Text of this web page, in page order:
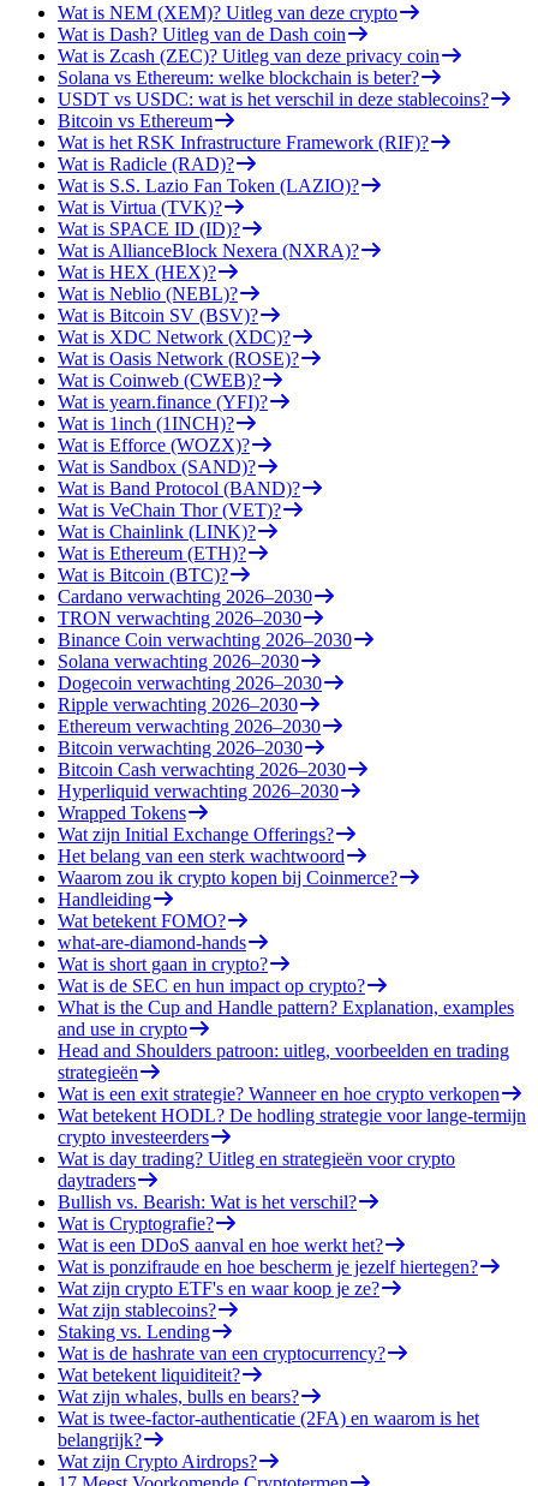
Wat is NEM (XEM)? Uitleg van deze crypto
Wat is Dash? Uitleg van de Dash coin
Wat is Zcash (ZEC)? Uitleg van deze privacy coin
Solana vs Ethereum: welke blockchain is beter?
USDT vs USDC: wat is het verschil in deze stablecoins?
Bitcoin vs Ethereum
Wat is het RSK Infrastructure Framework (RIF)?
Wat is Radicle (RAD)?
Wat is S.S. Lazio Fan Token (LAZIO)?
Wat is Virtua (TVK)?
Wat is SPACE ID (ID)?
Wat is AllianceBlock Nexera (NXRA)?
Wat is HEX (HEX)?
Wat is Neblio (NEBL)?
Wat is Bitcoin SV (BSV)?
Wat is XDC Network (XDC)?
Wat is Oasis Network (ROSE)?
Wat is Coinweb (CWEB)?
Wat is yearn.finance (YFI)?
Wat is 1inch (1INCH)?
Wat is Efforce (WOZX)?
Wat is Sandbox (SAND)?
Wat is Band Protocol (BAND)?
Wat is VeChain Thor (VET)?
Wat is Chainlink (LINK)?
Wat is Ethereum (ETH)?
Wat is Bitcoin (BTC)?
Cardano verwachting 2026–2030
TRON verwachting 2026–2030
Binance Coin verwachting 2026–2030
Solana verwachting 2026–2030
Dogecoin verwachting 2026–2030
Ripple verwachting 2026–2030
Ethereum verwachting 2026–2030
Bitcoin verwachting 2026–2030
Bitcoin Cash verwachting 2026–2030
Hyperliquid verwachting 2026–2030
Wrapped Tokens
Wat zijn Initial Exchange Offerings?
Het belang van een sterk wachtwoord
Waarom zou ik crypto kopen bij Coinmerce?
Handleiding
Wat betekent FOMO?
what-are-diamond-hands
Wat is short gaan in crypto?
Wat is de SEC en hun impact op crypto?
What is the Cup and Handle pattern? Explanation, examples
and use in crypto
Head and Shoulders patroon: uitleg, voorbeelden en trading
strategieën
Wat is een exit strategie? Wanneer en hoe crypto verkopen
Wat betekent HODL? De hodling strategie voor lange-termijn
crypto investeerders
Wat is day trading? Uitleg en strategieën voor crypto
daytraders
Bullish vs. Bearish: Wat is het verschil?
Wat is Cryptografie?
Wat is een DDoS aanval en hoe werkt het?
Wat is ponzifraude en hoe bescherm je jezelf hiertegen?
Wat zijn crypto ETF's en waar koop je ze?
Wat zijn stablecoins?
Staking vs. Lending
Wat is de hashrate van een cryptocurrency?
Wat betekent liquiditeit?
Wat zijn whales, bulls en bears?
Wat is twee-factor-authenticatie (2FA) en waarom is het
belangrijk?
Wat zijn Crypto Airdrops?